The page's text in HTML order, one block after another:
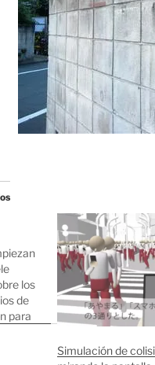
los
de
para
Simulación de